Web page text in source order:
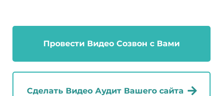
Провести Видео Созвон с Вами
Сделать Видео Аудит Вашего сайта